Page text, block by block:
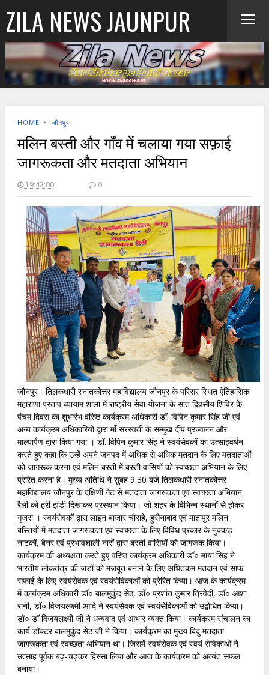
ZILA NEWS JAUNPUR ≡
HOME ‣ जौनपुर
मलिन बस्ती और गाँव में चलाया गया सफ़ाई
जागरूकता और मतदाता अभियान
19:42:00 0
जौनपुर। तिलकधारी स्नातकोत्तर महाविद्यालय जौनपुर के परिसर स्थित ऐतिहासिक
महाराणा प्रताप व्यायाम शाला में राष्ट्रीय सेवा योजना के सात दिवसीय शिविर के
पंचम दिवस का शुभारंभ वरिष्ठ कार्यक्रम अधिकारी डॉ. विपिन कुमार सिंह जी एवं
अन्य कार्यक्रम अधिकारियों द्वारा माँ सरस्वती के सम्मुख दीप प्रज्वलन और
माल्यार्पण द्वारा किया गया । डॉ. विपिन कुमार सिंह ने स्वयंसेवकों का उत्साहवर्धन
करते हुए कहा कि उन्हें अपने जनपद में अधिक से अधिक मतदान के लिए मतदाताओं
को जागरूक करना एवं मलिन बस्ती में बस्ती वासियों को स्वच्छता अभियान के लिए
प्रेरित करना है। मुख्य अतिथि ने सुबह 9:30 बजे तिलकधारी स्नातकोत्तर
महाविद्यालय जौनपुर के दक्षिणी गेट से मतदाता जागरूकता एवं स्वच्छता अभियान
रैली को हरी झंडी दिखाकर प्रस्थान किया। जो शहर के विभिन्न स्थानों से होकर
गुजरा । स्वयंसेवकों द्वारा लाइन बाजार चौराहे, हुसैनाबाद एवं मातापुर मलिन
बस्तियों में मतदाता जागरूकता एवं स्वच्छता के लिए विविध प्रकार के नुक्कड़
नाटकों, बैनर एवं प्रभावशाली नारों द्वारा बस्ती वासियों को जागरूक किया।
कार्यक्रम की अध्यक्षता करते हुए वरिष्ठ कार्यक्रम अधिकारी डॉ० माया सिंह ने
भारतीय लोकतंत्र की जड़ों को मजबूत बनाने के लिए अधितकम मतदान एवं साफ
सफाई के लिए स्वयंसेवक एवं स्वयंसेविकाओं को प्रेरित किया। आज के कार्यक्रम
में कार्यक्रम अधिकारी डॉ० बालमुकुंद सेठ, डॉ० प्रशांत कुमार त्रिवेदी, डॉ० आशा
रानी, डॉ० विजयलक्ष्मी आदि ने स्वयंसेवक एवं स्वयंसेविकाओं को उद्बोधित किया।
डॉ० डॉ विजयलक्ष्मी जी ने धन्यवाद एवं आभार व्यक्त किया। कार्यक्रम संचालन का
कार्य डॉक्टर बालमुकुंद सेठ जी ने किया। कार्यक्रम का मुख्य बिंदु मतदाता
जागरूकता एवं स्वच्छता अभियान था। जिसमें स्वयंसेवक एवं स्वयं सेविकाओं ने
उत्साह पूर्वक बढ़-चढ़कर हिस्सा लिया और आज के कार्यक्रम को अत्यंत सफल
बनाया।